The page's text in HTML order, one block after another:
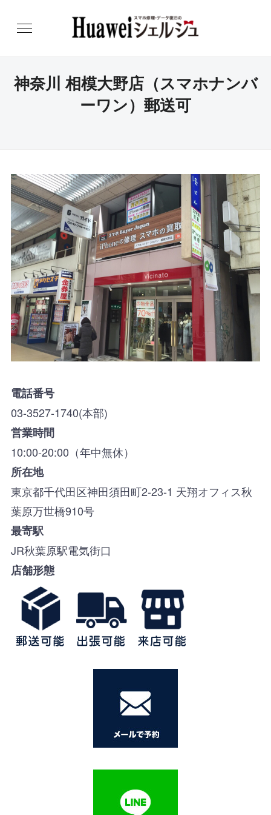
神奈川 相模大野店（スマホナンバ
ーワン）郵送可
電話番号
03-3527-1740(本部)
営業時間
10:00-20:00（年中無休）
所在地
東京都千代田区神田須田町2-23-1 天翔オフィス秋
葉原万世橋910号
最寄駅
JR秋葉原駅電気街口
店舗形態